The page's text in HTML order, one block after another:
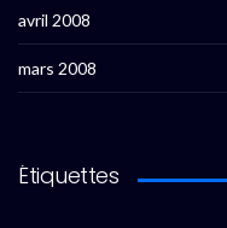
avril 2008
mars 2008
Étiquettes